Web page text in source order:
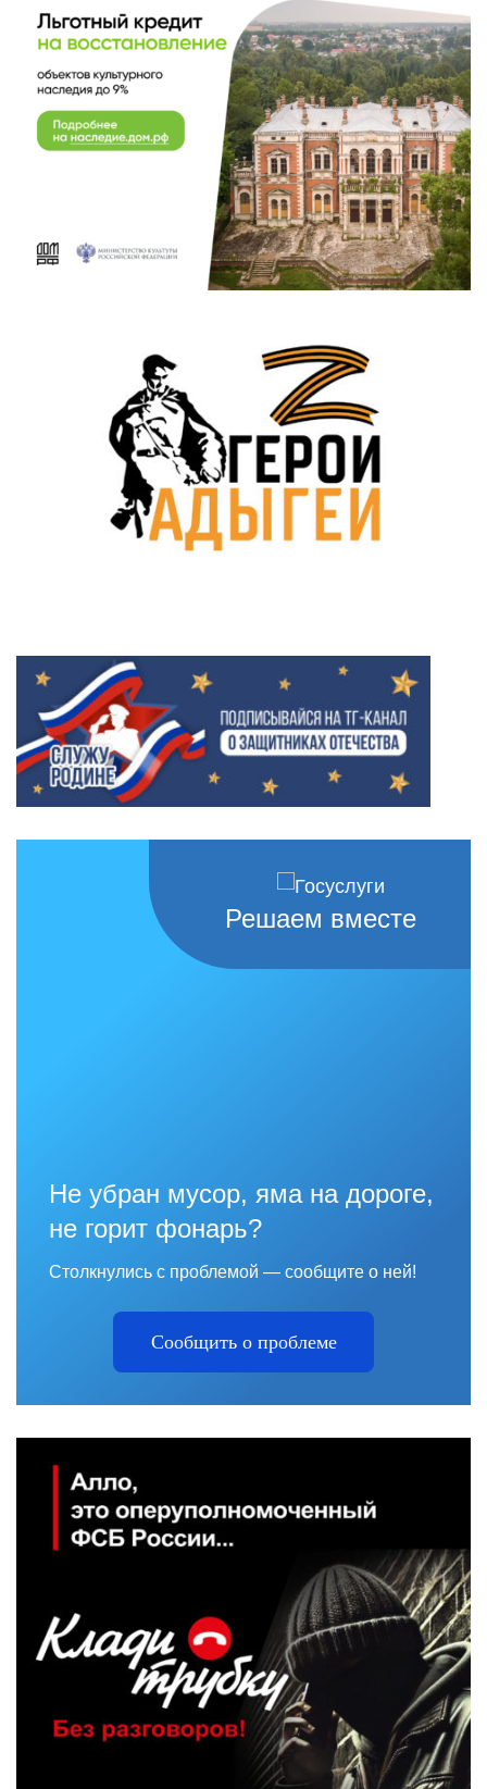
Решаем вместе
Не убран мусор, яма на дороге,
не горит фонарь?
Столкнулись с проблемой — сообщите о ней!
Сообщить о проблеме